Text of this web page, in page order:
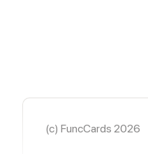
(c) FuncCards 2026